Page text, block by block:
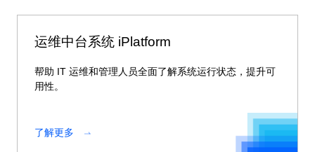
运维中台系统 iPlatform
帮助 IT 运维和管理人员全面了解系统运行状态，提升可
用性。
了解更多